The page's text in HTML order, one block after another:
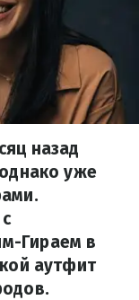
назад
уже
Гираем в
аутфит